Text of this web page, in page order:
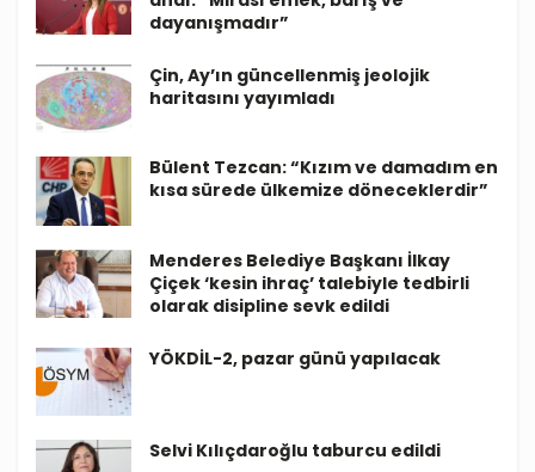
dayanışmadır”
Çin, Ay’ın güncellenmiş jeolojik
haritasını yayımladı
Bülent Tezcan: “Kızım ve damadım en
kısa sürede ülkemize döneceklerdir”
Menderes Belediye Başkanı İlkay
Çiçek ‘kesin ihraç’ talebiyle tedbirli
olarak disipline sevk edildi
YÖKDİL-2, pazar günü yapılacak
Selvi Kılıçdaroğlu taburcu edildi